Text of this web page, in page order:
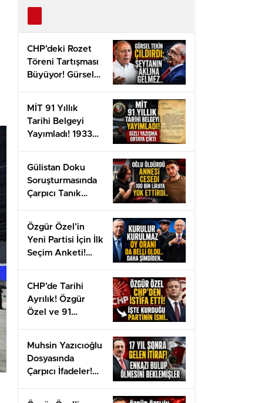
CHP’deki Rozet
Töreni Tartışması
Büyüyor! Gürsel
Duyurusunu
Açıkladı
MİT 91 Yıllık
Tarihi Belgeyi
Yayımladı! 1933
Gülistan Doku
Soruşturmasında
Çarpıcı Tanık
Özgür Özel’in
Yeni Partisi İçin İlk
Seçim Anketi!
CHP’de Tarihi
Ayrılık! Özgür
Özel ve 91
Muhsin Yazıcıoğlu
Dosyasında
Çarpıcı İfadeler!
beklemişler